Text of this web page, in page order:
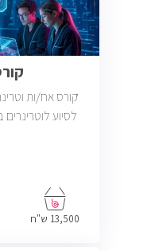
קורס אח/ות
לסיוע
13,500 ש"ח